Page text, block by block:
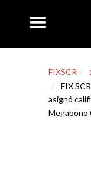
FIXSCR
FIX
asignó
Megabono